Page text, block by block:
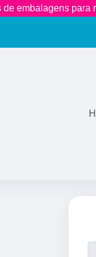
embalagens para